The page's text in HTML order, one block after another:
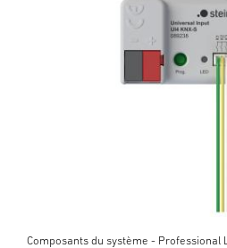
Composants du système - Professional